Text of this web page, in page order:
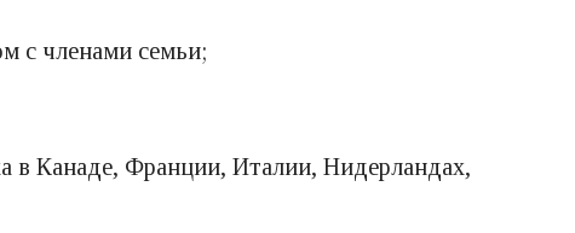
с членами семьи;
в Канаде, Франции, Италии, Нидерландах,